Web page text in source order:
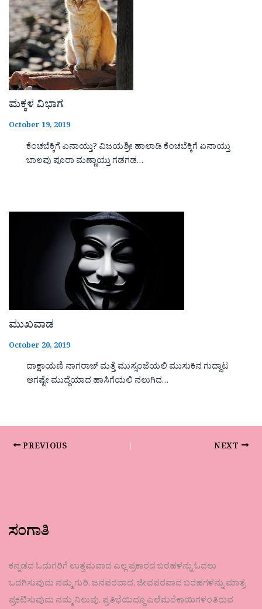
ಮಕ್ಕಳ ವಿಭಾಗ
October 19, 2019
ಕೆಂಚಬೆಕ್ಕಿಗೆ ಏನಾಯ್ತು? ವಿಜಯಶ್ರೀ ಹಾಲಾಡಿ ಕೆಂಚಬೆಕ್ಕಿಗೆ ಏನಾಯ್ತು
ಬಾಲವು ಪೂರಾ ಮಣ್ಣಾಯ್ತು ಗಡಗಡ…
ಮುಖವಾಡ
October 20, 2019
ದಾಕ್ಷಾಯಣಿ ನಾಗರಾಜ್ ಮತ್ತೆ ಮುಸ್ಸಂಜೆಯಲಿ ಮುಸುಕಿನ ಗುದ್ದಾಟ
ಆಗಷ್ಟೇ ಮುದ್ದೆಯಾದ ಹಾಸಿಗೆಯಲಿ ನಲುಗಿದ…
PREVIOUS NEXT
ಸಂಗಾತಿ
ಕನ್ನಡದ ಓದುಗರಿಗೆ ಉತ್ತಮವಾದ ಎಲ್ಲ ಪ್ರಕಾರದ ಬರಹಳನ್ನು ಓದಲು
ಒದಗಿಸುವುದು ನಮ್ಮ ಗುರಿ. ಜನಪರವಾದ, ಜೀವಪರವಾದ ಬರಹಗಳನ್ನು ಮಾತ್ರ
ಪ್ರಕಟಿಸುವುದು ನಮ್ಮ ನಿಲುವು. ಪ್ರತಿಭೆಯಿದ್ದೂ ಎಲೆಮರೆಕಾಯಿಗಳಂತಿರುವ